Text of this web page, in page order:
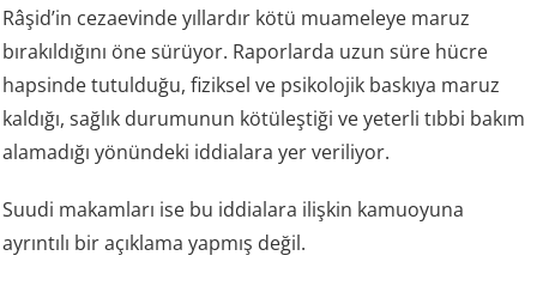
Râşid’in cezaevinde yıllardır kötü muameleye maruz
bırakıldığını öne sürüyor. Raporlarda uzun süre hücre
hapsinde tutulduğu, fiziksel ve psikolojik baskıya maruz
kaldığı, sağlık durumunun kötüleştiği ve yeterli tıbbi bakım
alamadığı yönündeki iddialara yer veriliyor.
Suudi makamları ise bu iddialara ilişkin kamuoyuna
ayrıntılı bir açıklama yapmış değil.